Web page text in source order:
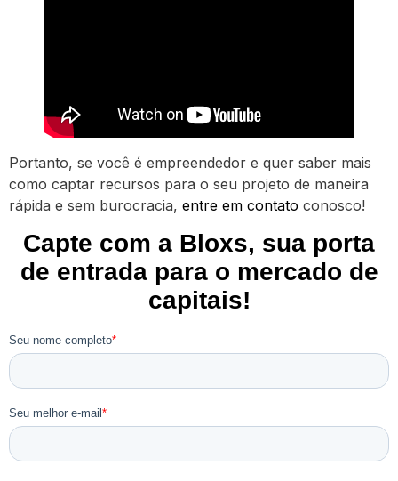
Portanto, se você é empreendedor e quer saber mais
como captar recursos para o seu projeto de maneira
rápida e sem burocracia, entre em contato conosco!